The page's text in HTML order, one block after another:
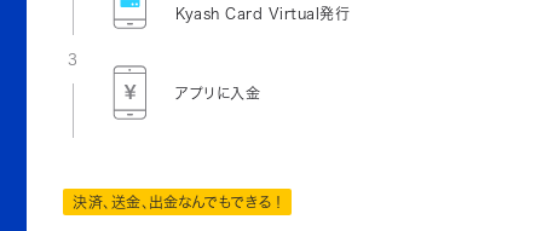
Kyash Card Virtual発行
3
アプリに入金
決済、送金、出金なんでもできる！